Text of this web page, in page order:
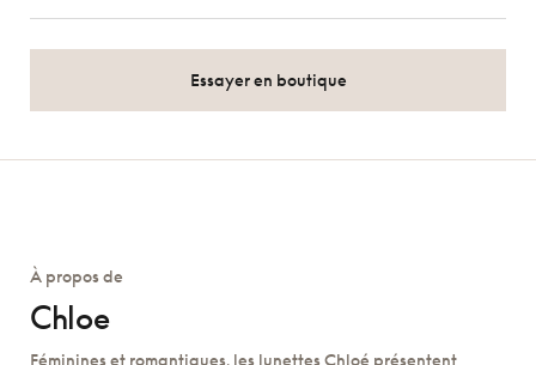
Essayer en boutique
À propos de
Chloe
Féminines et romantiques, les lunettes Chloé présentent